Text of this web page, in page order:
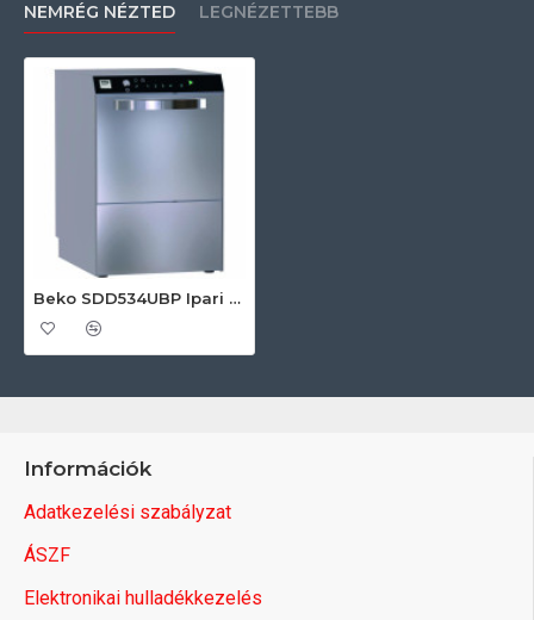
NEMRÉG NÉZTED LEGNÉZETTEBB
Beko SDD534UBP Ipari elöltöltős mosogatógép
Információk
Adatkezelési szabályzat
ÁSZF
Elektronikai hulladékkezelés